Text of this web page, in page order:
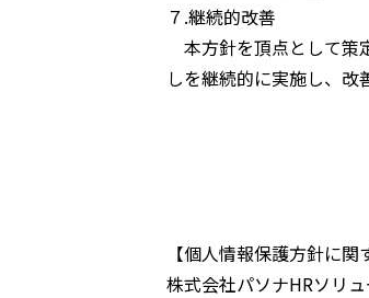
７.継続的改善
本方針を頂点として策
しを継続的に実施し、改
【個人情報保護方針に関
株式会社パソナHRソリ